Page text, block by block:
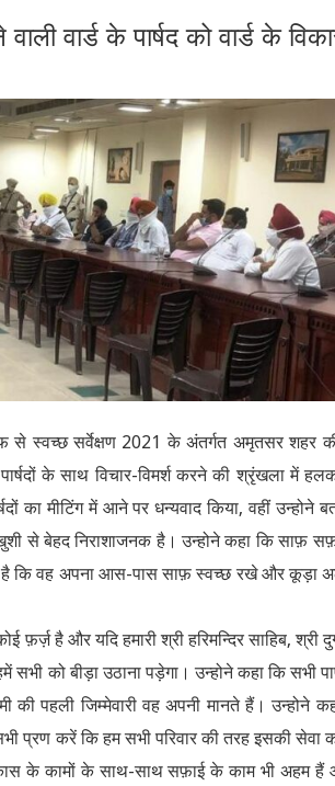
वार्ड के पार्षद को वार्ड के
से स्वच्छ सर्वेक्षण 2021 के अंतर्गत अमृतसर शहर
के साथ विचार-विमर्श करने की श्रृंखला में
का मीटिंग में आने पर धन्यवाद किया, वहीं उन्होने
से बेहद निराशाजनक है। उन्होने कहा कि साफ़
है कि वह अपना आस-पास साफ़ स्वच्छ रखे और
है और यदि हमारी श्री हरिमन्दिर साहिब, श्री
को बीड़ा उठाना पड़ेगा। उन्होने कहा कि सभी
पहली जिम्मेवारी वह अपनी मानते हैं। उन्होने
प्रण करें कि हम सभी परिवार की तरह इसकी
के कामों के साथ-साथ सफ़ाई के काम भी अहम हैं